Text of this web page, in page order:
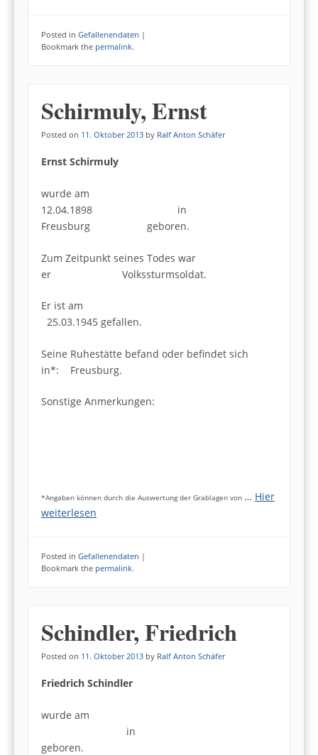
Posted in Gefallenendaten |
Bookmark the permalink.
Schirmuly, Ernst
Posted on 11. Oktober 2013 by Ralf Anton Schäfer
Ernst Schirmuly
wurde am
12.04.1898 in
Freusburg geboren.
Zum Zeitpunkt seines Todes war
er Volkssturmsoldat.
Er ist am
25.03.1945 gefallen.
Seine Ruhestätte befand oder befindet sich
in*: Freusburg.
Sonstige Anmerkungen:
*Angaben können durch die Auswertung der Grablagen von … Hier
weiterlesen
Posted in Gefallenendaten |
Bookmark the permalink.
Schindler, Friedrich
Posted on 11. Oktober 2013 by Ralf Anton Schäfer
Friedrich Schindler
wurde am
in
geboren.